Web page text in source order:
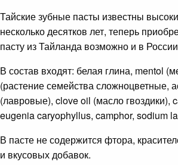
Тайские зубные пасты известны
несколько десятков лет, теперь
пасту из Тайланда возможно и в
В состав входят: белая глина, mentol
(растение семейства сложноцветные,
(лавровые), clove oil (масло гвоздики),
eugenia caryophyllus, camphor, sodium
В пасте не содержится фтора,
и вкусовых добавок.